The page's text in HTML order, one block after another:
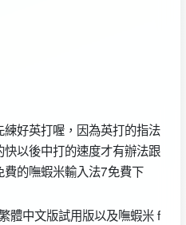
好英打喔，因為英打的指法
以後中打的速度才有辦法跟
的嘸蝦米輸入法7免費下
體中文版試用版以及嘸蝦米 f